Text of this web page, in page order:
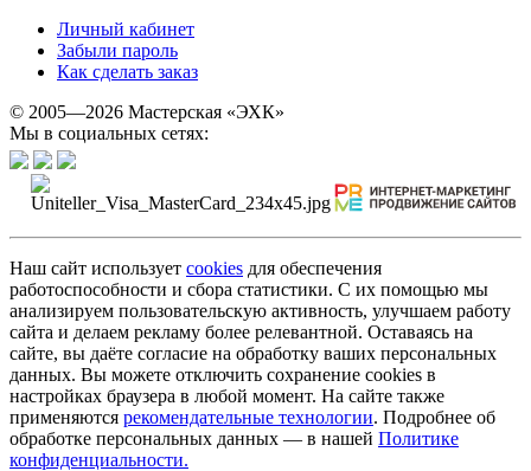
Личный кабинет
Забыли пароль
Как сделать заказ
© 2005—2026 Мастерская «ЭХК»
Мы в социальных сетях:
Наш сайт использует cookies для обеспечения
работоспособности и сбора статистики. С их помощью мы
анализируем пользовательскую активность, улучшаем работу
сайта и делаем рекламу более релевантной. Оставаясь на
сайте, вы даёте согласие на обработку ваших персональных
данных. Вы можете отключить сохранение cookies в
настройках браузера в любой момент. На сайте также
применяются рекомендательные технологии. Подробнее об
обработке персональных данных — в нашей Политике
конфиденциальности.